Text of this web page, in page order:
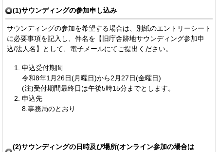
(1)サウンディングの参加申し込み
サウンディングの参加を希望する場合は、別紙のエントリーシート
に必要事項を記入し、件名を【旧庁舎跡地サウンディング参加申
込/法人名】として、電子メールにてご提出ください。
申込受付期間
令和8年1月26日(月曜日)から2月27日(金曜日)
(注)受付期間最終日は午後5時15分までとします。
申込先
8.事務局のとおり
(2)サウンディングの日時及び場所(オンライン参加の場合は